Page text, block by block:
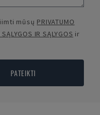
mūsų PRIVATUMO
IR SĄLYGOS ir
PATEIKTI